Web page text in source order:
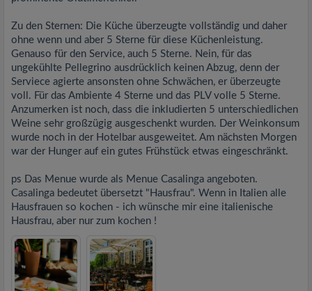
Zu den Sternen: Die Küche überzeugte vollständig und daher
ohne wenn und aber 5 Sterne für diese Küchenleistung.
Genauso für den Service, auch 5 Sterne. Nein, für das
ungekühlte Pellegrino ausdrücklich keinen Abzug, denn der
Serviece agierte ansonsten ohne Schwächen, er überzeugte
voll. Für das Ambiente 4 Sterne und das PLV volle 5 Sterne.
Anzumerken ist noch, dass die inkludierten 5 unterschiedlichen
Weine sehr großzügig ausgeschenkt wurden. Der Weinkonsum
wurde noch in der Hotelbar ausgeweitet. Am nächsten Morgen
war der Hunger auf ein gutes Frühstück etwas eingeschränkt.
ps Das Menue wurde als Menue Casalinga angeboten.
Casalinga bedeutet übersetzt "Hausfrau". Wenn in Italien alle
Hausfrauen so kochen - ich wünsche mir eine italienische
Hausfrau, aber nur zum kochen !